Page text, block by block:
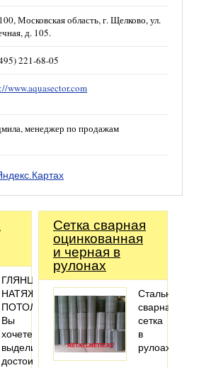
Московская область, г. Щелково, ул.
д. 105.
221-68-05
www.aquasector.com
менеджер по продажам
ГЛЯНЦЕВЫЕ
НАТЯЖНЫЕ
ПОТОЛКИ
Вы
хочете
выделить
достоинства
Сетка сварная
оцинкованная
и черная в
рулонах
Стальная
сварная
сетка
в
рулоах